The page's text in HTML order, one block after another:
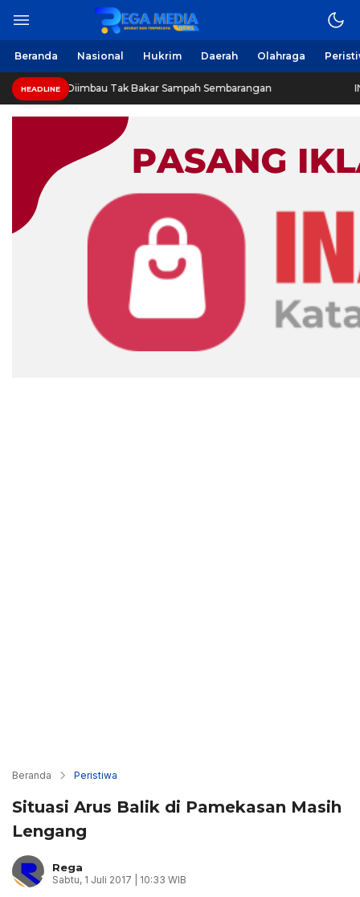
Beranda Nasional Hukrim Daerah Olahraga
HEADLINE
Diimbau Tak Bakar Sampah Sembarangan
Beranda Peristiwa
Situasi Arus Balik di Pamekasan Masih
Lengang
Rega
Sabtu, 1 Juli 2017 | 10:33 WIB